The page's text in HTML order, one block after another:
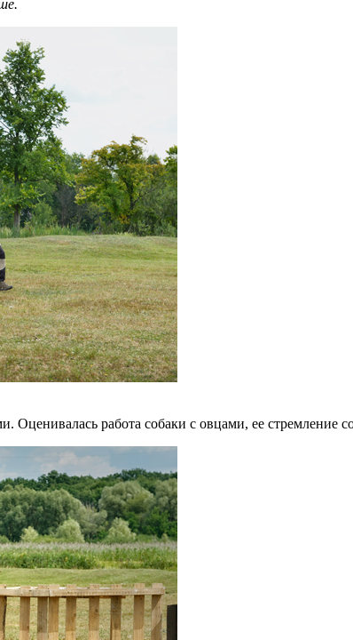
Оценивалась работа собаки с овцами, ее стремление